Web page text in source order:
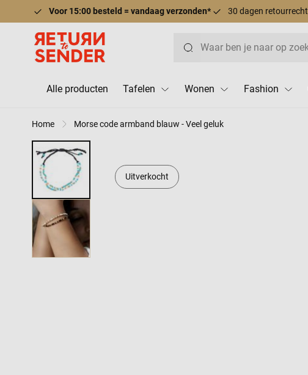
Voor 15:00 besteld = vandaag verzonden* 30 dagen retourrecht
Alle producten Tafelen Wonen Fashion
Home Morse code armband blauw - Veel geluk
Uitverkocht